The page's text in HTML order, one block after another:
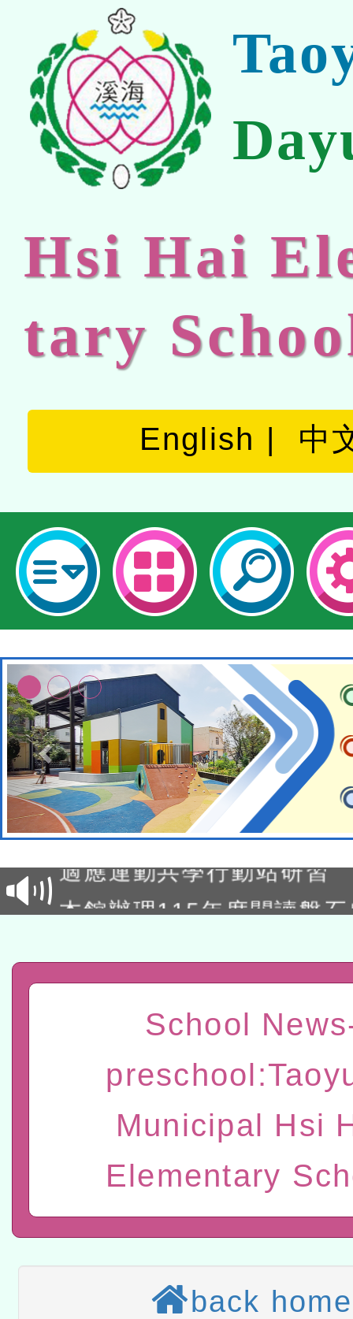
Hsi Hai
tary
English 中
本校115學年度第2次代理
本館辦理115年度閱讀磐
程
A3數位素養講師名單
「數位內容與教學軟體線
有關大陸委員會函釋公務
赴陸應申請許可一案
轉知經濟部水利署委託財
研究院辦理「115年表揚
位及節水達人選拔活動」
115年8月22日(星期六)辦
市孔廟祈福系列活動—儒
航」
2026年桃園地景藝術節教
本校115學年度第2次代理
本館辦理115年度閱讀磐
School
Municipal Hsi
Elementary
back home